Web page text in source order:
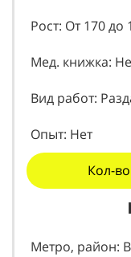
Рост: От 170 до
Мед. книжка:
Вид работ:
Опыт: Нет
Кол-
Метро, район: